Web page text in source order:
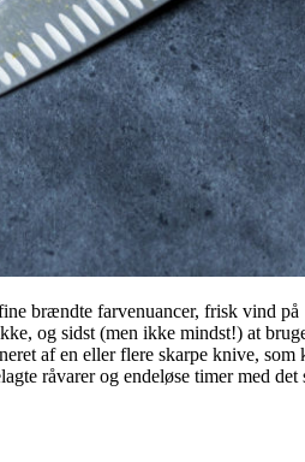
brændte farvenuancer, frisk vind på
og sidst (men ikke mindst!) at
af en eller flere skarpe knive, som
råvarer og endeløse timer med det